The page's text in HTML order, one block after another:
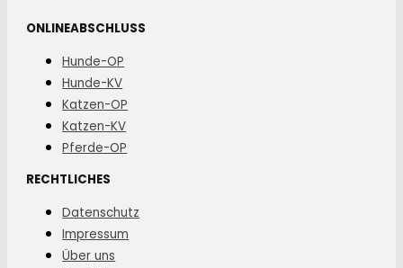
ONLINEABSCHLUSS
Hunde-OP
Hunde-KV
Katzen-OP
Katzen-KV
Pferde-OP
RECHTLICHES
Datenschutz
Impressum
Über uns